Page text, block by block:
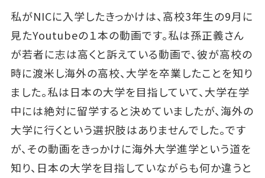
私がNICに入学したきっかけは、高校3年生の9月に
見たYoutubeの１本の動画です。私は孫正義さん
が若者に志は高くと訴えている動画で、彼が高校の
時に渡米し海外の高校、大学を卒業したことを知り
ました。私は日本の大学を目指していて、大学在学
中には絶対に留学すると決めていましたが、海外の
大学に行くという選択肢はありませんでした。です
が、その動画をきっかけに海外大学進学という道を
知り、日本の大学を目指していながらも何か違うと